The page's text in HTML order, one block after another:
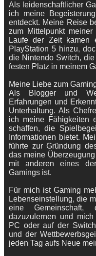
Als leidenschaftlicher
ich meine
entdeckt. Meine Reise
zum Mittelpunkt
Laufe der Zeit
PlayStation 5 hinzu,
die Nintendo Switch,
festen Platz in meinem
Meine Liebe zum
Als Blogger und
Erfahrungen und
Unterhaltung. Als
ich meine Fähigkeiten
schaffen, die
Informationen bietet.
führte zur Gründung
das meine
mit anderen eines
Gamings ist.
Für mich ist Gaming
Lebenseinstellung, die
eine
dazuzulernen und
PC oder auf der
und der
jeden Tag aufs Neue